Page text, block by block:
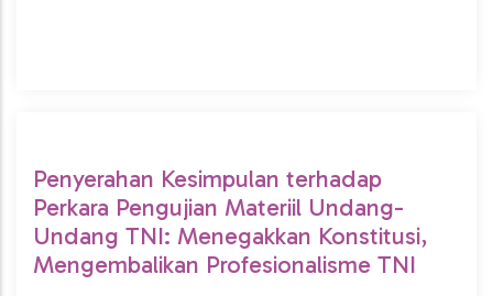
Penyerahan Kesimpulan terhadap
Perkara Pengujian Materiil Undang-
Undang TNI: Menegakkan Konstitusi,
Mengembalikan Profesionalisme TNI